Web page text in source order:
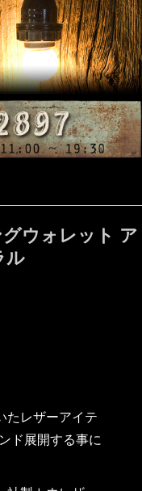
ウォレット ア
ル
たレザーアイテ
ド展開する事に